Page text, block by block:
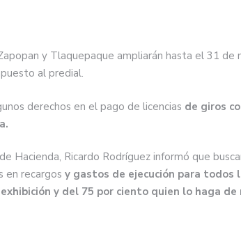
y Tlaquepaque ampliarán hasta el 31
al predial.
derechos en el pago de licencias de giros
Hacienda, Ricardo Rodríguez informó que
en recargos y gastos de ejecución para todos
y del 75 por ciento quien lo haga de